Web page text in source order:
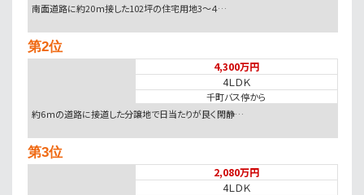
南面道路に約20ｍ接した102坪の住宅用地3～４…
第2位
4,300万円
4ＬＤＫ
千町バス停から
約6ｍの道路に接道した分譲地で日当たりが良く閑静…
第3位
2,080万円
4ＬＤＫ